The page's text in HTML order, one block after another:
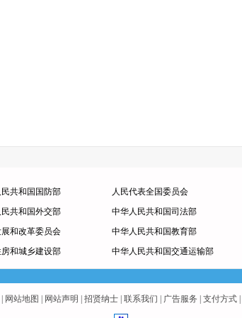
共和国国防部 人民代表全国委员会
共和国外交部 中华人民共和国司法部
展和改革委员会 中华人民共和国教育部
房和城乡建设部 中华人民共和国交通运输部
网站地图 网站声明 招贤纳士 联系我们 广告服务 支付方式